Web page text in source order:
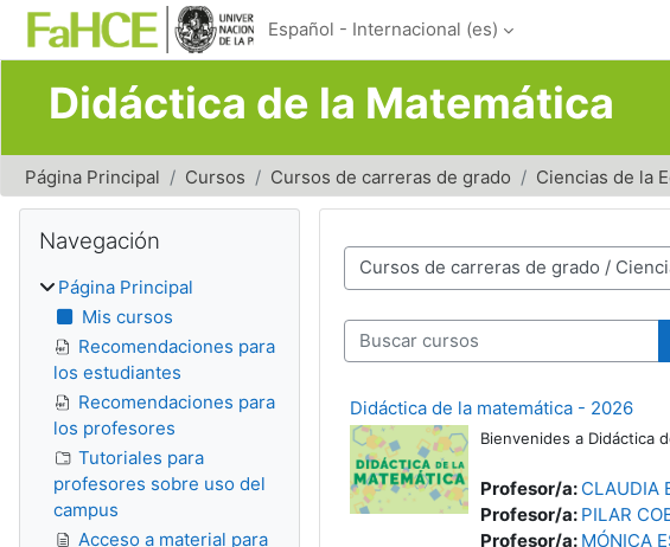
Salta al contenido principal
Español - Internacional ‎(es)‎
Didáctica de la Matemática
Página Principal Cursos Cursos de carreras de grado Ciencias de la
Categorías
Buscar cursos
Didáctica de la matemática - 2026
Bienvenides a Didáctica
Profesor/a: CLAUDIA
Profesor/a: PILAR
Profesor/a: MÓNICA
Bloques
Navegación
Página Principal
Mis cursos
Recomendaciones para
los estudiantes
Recomendaciones para
los profesores
Tutoriales para
profesores sobre uso del
campus
Acceso a material para